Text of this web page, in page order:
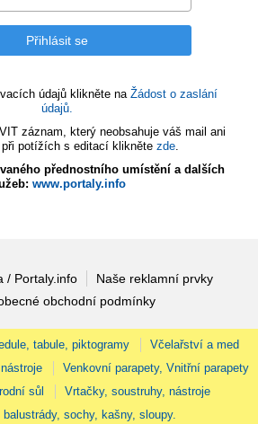
údajů klikněte na Žádost o zaslání
údajů.
záznam, který neobsahuje váš mail ani
při potížích s editací klikněte zde.
přednostního umístění a dalších
www.portaly.info
/ Portaly.info
Naše reklamní prvky
obchodní podmínky
tabule, piktogramy
Včelařství a med
Venkovní parapety, Vnitřní parapety
sůl
Vrtačky, soustruhy, nástroje
sochy, kašny, sloupy.